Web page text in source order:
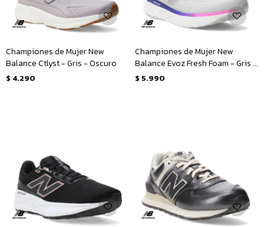
Championes de Mujer New
Balance Ctlyst - Gris - Oscuro
$ 4.290
Championes de Mujer New
Balance Evoz Fresh Foam - Gris -
Claro
$ 5.990